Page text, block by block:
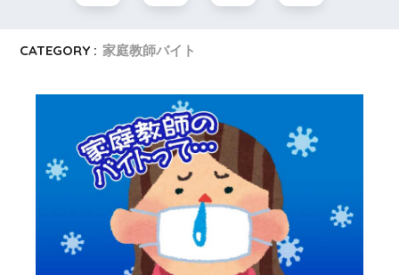
CATEGORY : 家庭教師バイト